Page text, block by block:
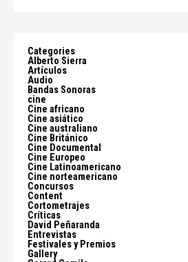
Categories
Alberto Sierra
Artículos
Audio
Bandas Sonoras
cine
Cine africano
Cine asiático
Cine australiano
Cine Británico
Cine Documental
Cine Europeo
Cine Latinoamericano
Cine norteamericano
Concursos
Content
Cortometrajes
Críticas
David Peñaranda
Entrevistas
Festivales y Premios
Gallery